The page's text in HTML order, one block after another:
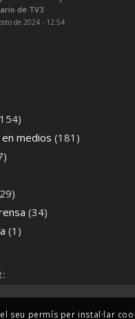
de TV3
de 2024 - 12:54
medios (181)
(34)
(1)
el seu permís per instal·lar